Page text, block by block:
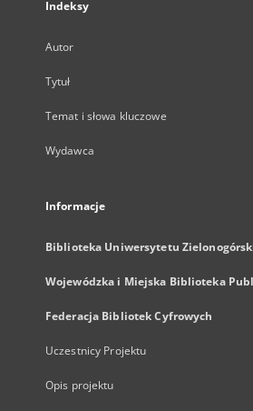
Indeksy
Autor
Tytuł
Temat i słowa kluczowe
Wydawca
Informacje
Biblioteka Uniwersytetu
Wojewódzka i Miejska Biblioteka
Federacja Bibliotek Cyfrowych
Uczestnicy Projektu
Opis projektu